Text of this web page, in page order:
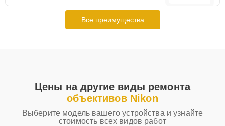
Все преимущества
Цены на другие виды ремонта
объективов Nikon
Выберите модель вашего устройства и узнайте
стоимость всех видов работ